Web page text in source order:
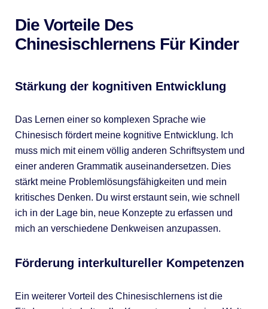
Die Vorteile Des
Chinesischlernens Für Kinder
Stärkung der kognitiven Entwicklung
Das Lernen einer so komplexen Sprache wie
Chinesisch fördert meine kognitive Entwicklung. Ich
muss mich mit einem völlig anderen Schriftsystem und
einer anderen Grammatik auseinandersetzen. Dies
stärkt meine Problemlösungsfähigkeiten und mein
kritisches Denken. Du wirst erstaunt sein, wie schnell
ich in der Lage bin, neue Konzepte zu erfassen und
mich an verschiedene Denkweisen anzupassen.
Förderung interkultureller Kompetenzen
Ein weiterer Vorteil des Chinesischlernens ist die